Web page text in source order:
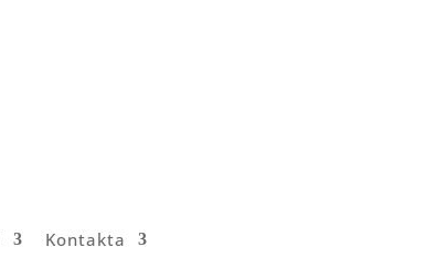
Kontakta